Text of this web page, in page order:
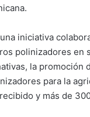
iniciativa
polinizadores
la promoción
para la
y más de